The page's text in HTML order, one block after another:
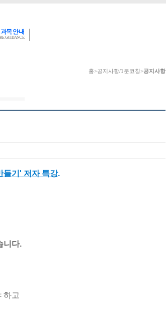
목 안내
GUIDANCE
홈>공지사항/1분코칭>공지사항
들기' 저자 특강.
니다.
하고